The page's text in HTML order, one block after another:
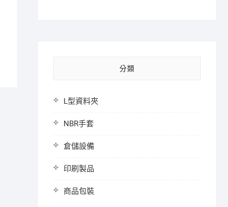
分類
L型資料夾
NBR手套
倉儲設備
印刷製品
商品包裝